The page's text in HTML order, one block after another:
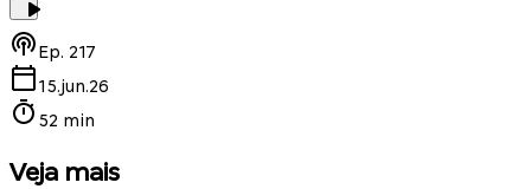
Ep. 217
15.jun.26
52 min
Veja mais